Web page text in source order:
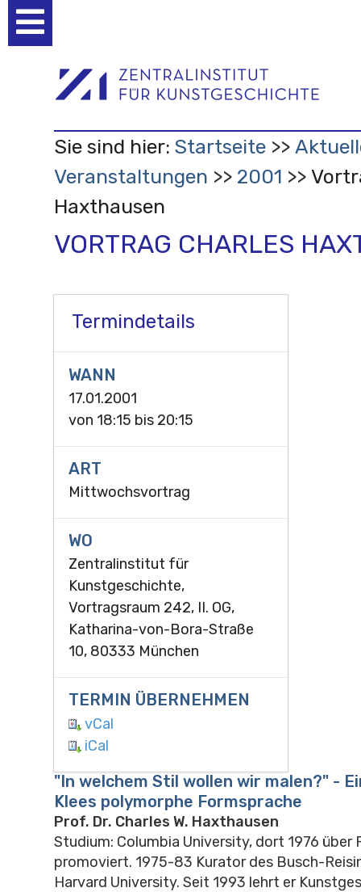
Werkzeuge
Sie sind hier: Startseite
Veranstaltungen
2001
Haxthausen
VORTRAG CHARLES
Termindetails
WANN
17.01.2001
von 18:15 bis 20:15
ART
Mittwochsvortrag
WO
Zentralinstitut für
Kunstgeschichte,
Vortragsraum 242, II. OG,
Katharina-von-Bora-Straße
10, 80333 München
TERMIN ÜBERNEHMEN
vCal
iCal
"In welchem Stil wollen wir malen?" -
Klees polymorphe Formsprache
Prof. Dr. Charles W. Haxthausen
Studium: Columbia University, dort 1976 über
promoviert. 1975-83 Kurator des Busch-
Harvard University. Seit 1993 lehrt er